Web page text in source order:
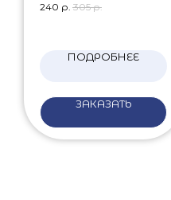
240 р. 305 р.
ПОДРОБНЕЕ
ЗАКАЗАТЬ